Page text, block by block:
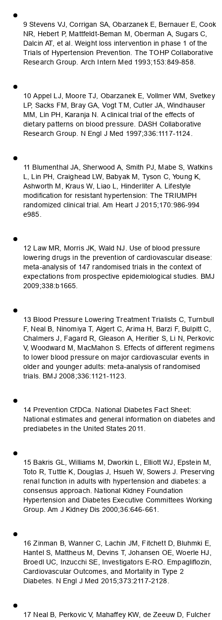
9 Stevens VJ, Corrigan SA, Obarzanek E, Bernauer E, Cook
NR, Hebert P, Mattfeldt-Beman M, Oberman A, Sugars C,
Dalcin AT, et al. Weight loss intervention in phase 1 of the
Trials of Hypertension Prevention. The TOHP Collaborative
Research Group. Arch Intern Med 1993;153:849-858.
10 Appel LJ, Moore TJ, Obarzanek E, Vollmer WM, Svetkey
LP, Sacks FM, Bray GA, Vogt TM, Cutler JA, Windhauser
MM, Lin PH, Karanja N. A clinical trial of the effects of
dietary patterns on blood pressure. DASH Collaborative
Research Group. N Engl J Med 1997;336:1117-1124.
11 Blumenthal JA, Sherwood A, Smith PJ, Mabe S, Watkins
L, Lin PH, Craighead LW, Babyak M, Tyson C, Young K,
Ashworth M, Kraus W, Liao L, Hinderliter A. Lifestyle
modification for resistant hypertension: The TRIUMPH
randomized clinical trial. Am Heart J 2015;170:986-994
e985.
12 Law MR, Morris JK, Wald NJ. Use of blood pressure
lowering drugs in the prevention of cardiovascular disease:
meta-analysis of 147 randomised trials in the context of
expectations from prospective epidemiological studies. BMJ
2009;338:b1665.
13 Blood Pressure Lowering Treatment Trialists C, Turnbull
F, Neal B, Ninomiya T, Algert C, Arima H, Barzi F, Bulpitt C,
Chalmers J, Fagard R, Gleason A, Heritier S, Li N, Perkovic
V, Woodward M, MacMahon S. Effects of different regimens
to lower blood pressure on major cardiovascular events in
older and younger adults: meta-analysis of randomised
trials. BMJ 2008;336:1121-1123.
14 Prevention CfDCa. National Diabetes Fact Sheet:
National estimates and general information on diabetes and
prediabetes in the United States 2011.
15 Bakris GL, Williams M, Dworkin L, Elliott WJ, Epstein M,
Toto R, Tuttle K, Douglas J, Hsueh W, Sowers J. Preserving
renal function in adults with hypertension and diabetes: a
consensus approach. National Kidney Foundation
Hypertension and Diabetes Executive Committees Working
Group. Am J Kidney Dis 2000;36:646-661.
16 Zinman B, Wanner C, Lachin JM, Fitchett D, Bluhmki E,
Hantel S, Mattheus M, Devins T, Johansen OE, Woerle HJ,
Broedl UC, Inzucchi SE, Investigators E-RO. Empagliflozin,
Cardiovascular Outcomes, and Mortality in Type 2
Diabetes. N Engl J Med 2015;373:2117-2128.
17 Neal B, Perkovic V, Mahaffey KW, de Zeeuw D, Fulcher